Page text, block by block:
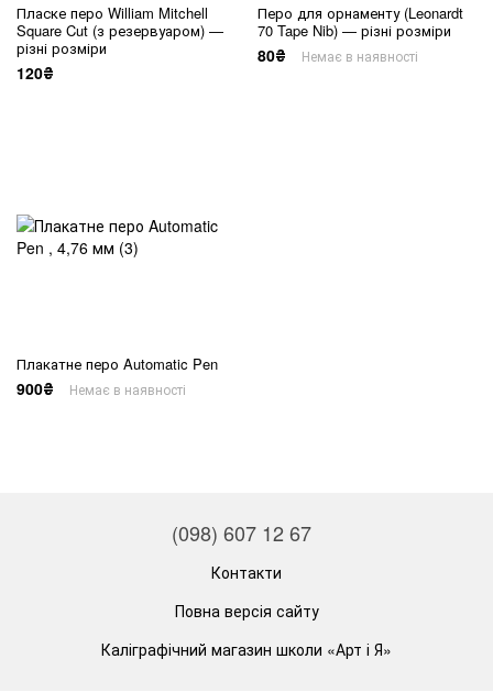
Пласке перо William Mitchell
Square Cut (з резервуаром) —
різні розміри
120₴
Перо для орнаменту (Leonardt
70 Tape Nib) — різні розміри
80₴ Немає в наявності
Плакатне перо Automatic Pen
900₴ Немає в наявності
(098) 607 12 67
Контакти
Повна версія сайту
Каліграфічний магазин школи «Арт і Я»